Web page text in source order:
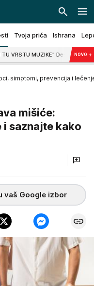
Tvoja priča Ishrana
Desingerica o MilanuNOVO →
simptomi, prevencija i
mišiće:
i saznajte kako
vaš Google izbor